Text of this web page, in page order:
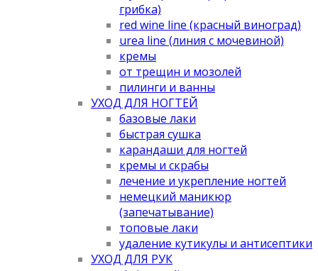
грибка)
red wine line (красный виноград)
urea line (линия с мочевиной)
кремы
от трещин и мозолей
пилинги и ванны
УХОД ДЛЯ НОГТЕЙ
базовые лаки
быстрая сушка
карандаши для ногтей
кремы и скрабы
лечение и укрепление ногтей
немецкий маникюр
(запечатывание)
топовые лаки
удаление кутикулы и антисептики
УХОД ДЛЯ РУК